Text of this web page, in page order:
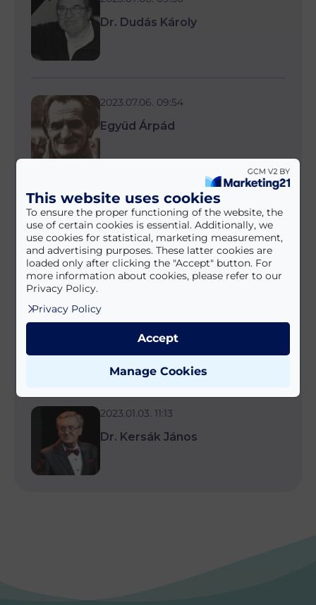
Dr. Dudás Károly
2023.07.06. 09:54
Együd Árpád
2023.07.06. 09:51
Tóth Lajos
2023.07.06. 09:37
Bíró József
2023.01.03. 11:13
Dr. Kersák János
This website uses cookies
To ensure the proper functioning of the website, the
use of certain cookies is essential. Additionally, we
use cookies for statistical, marketing measurement,
and advertising purposes. These latter cookies are
loaded only after clicking the "Accept" button. For
more information about cookies, please refer to our
Privacy Policy.
Privacy Policy
Manage Cookies
Accept